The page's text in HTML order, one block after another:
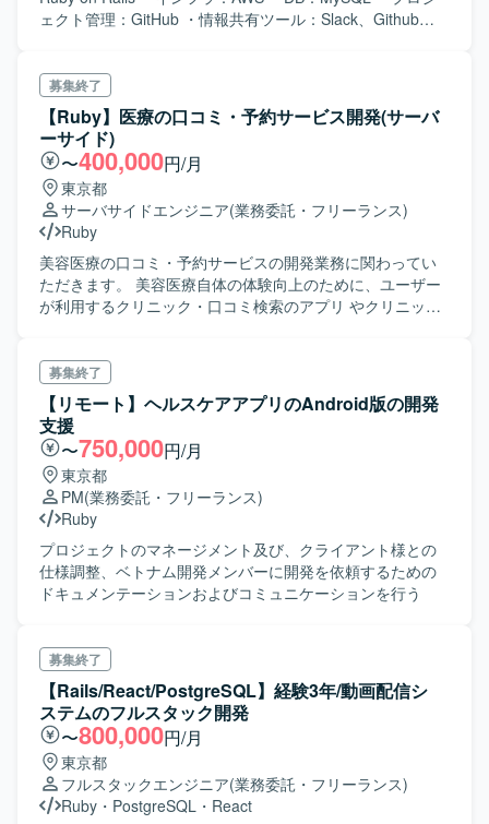
ェクト管理：GitHub ・情報共有ツール：Slack、Github
名 【人月単価】スキル見合い 【精算幅】140-180h
募集終了
【Ruby】医療の口コミ・予約サービス開発(サーバ
ーサイド)
〜400,000円/月
東京都
サーバサイドエンジニア(業務委託・フリーランス)
Ruby
美容医療の口コミ・予約サービスの開発業務に関わってい
ただきます。 美容医療自体の体験向上のために、ユーザー
が利用するクリニック・口コミ検索のアプリ やクリニック
募集終了
【リモート】ヘルスケアアプリのAndroid版の開発
支援
〜750,000円/月
東京都
PM(業務委託・フリーランス)
Ruby
プロジェクトのマネージメント及び、クライアント様との
仕様調整、ベトナム開発メンバーに開発を依頼するための
ドキュメンテーションおよびコミュニケーションを行う
募集終了
【Rails/React/PostgreSQL】経験3年/動画配信シ
ステムのフルスタック開発
〜800,000円/月
東京都
フルスタックエンジニア(業務委託・フリーランス)
Ruby ・ PostgreSQL ・ React